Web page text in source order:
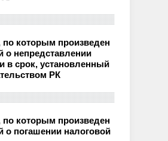
которым произведен
о непредставлении
в срок, установленный
РК
которым произведен
о погашении налоговой